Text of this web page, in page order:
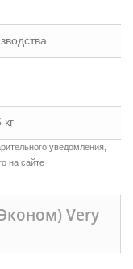
уведомления,
на сайте
Very